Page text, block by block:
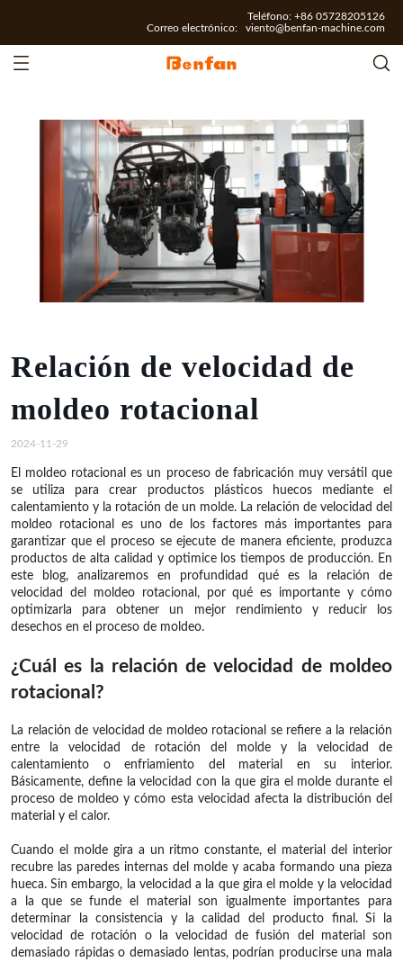
Teléfono: +86 05728205126
Correo electrónico: viento@benfan-machine.com
Relación de velocidad de
moldeo rotacional
2024-11-29
El moldeo rotacional es un proceso de fabricación muy versátil que
se utiliza para crear productos plásticos huecos mediante el
calentamiento y la rotación de un molde. La relación de velocidad del
moldeo rotacional es uno de los factores más importantes para
garantizar que el proceso se ejecute de manera eficiente, produzca
productos de alta calidad y optimice los tiempos de producción. En
este blog, analizaremos en profundidad qué es la relación de
velocidad del moldeo rotacional, por qué es importante y cómo
optimizarla para obtener un mejor rendimiento y reducir los
desechos en el proceso de moldeo.
¿Cuál es la relación de velocidad de moldeo
rotacional?
La relación de velocidad de moldeo rotacional se refiere a la relación
entre la velocidad de rotación del molde y la velocidad de
calentamiento o enfriamiento del material en su interior.
Básicamente, define la velocidad con la que gira el molde durante el
proceso de moldeo y cómo esta velocidad afecta la distribución del
material y el calor.
Cuando el molde gira a un ritmo constante, el material del interior
recubre las paredes internas del molde y acaba formando una pieza
hueca. Sin embargo, la velocidad a la que gira el molde y la velocidad
a la que se funde el material son igualmente importantes para
determinar la consistencia y la calidad del producto final. Si la
velocidad de rotación o la velocidad de fusión del material son
demasiado rápidas o demasiado lentas, podrían producirse una mala